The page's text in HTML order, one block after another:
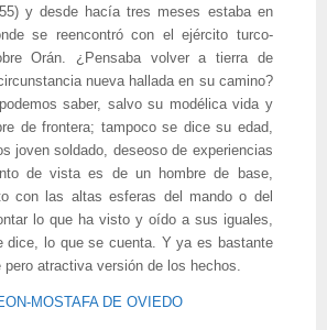
y desde hacía tres meses estaba en
se reencontró con el ejército turco-
Orán. ¿Pensaba volver a tierra de
nueva hallada en su camino?
saber, salvo su modélica vida y
de frontera; tampoco se dice su edad,
joven soldado, deseoso de experiencias
de vista es de un hombre de base,
con las altas esferas del mando o del
lo que ha visto y oído a sus iguales,
dice, lo que se cuenta. Y ya es bastante
pero atractiva versión de los hechos.
MOSTAFA DE OVIEDO